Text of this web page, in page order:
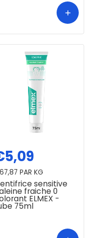
sensitive
fraiche 0
ELMEX -
75ml
PAR KG